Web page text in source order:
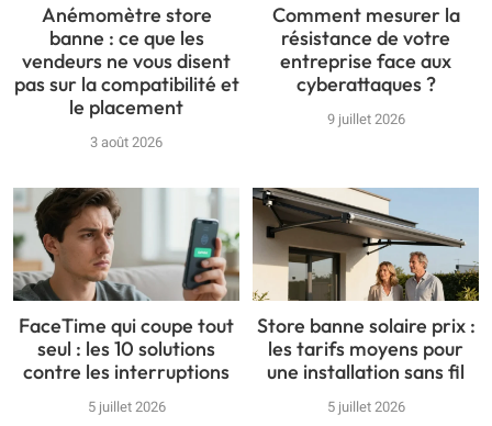
Anémomètre store
banne : ce que les
vendeurs ne vous disent
pas sur la compatibilité et
le placement
3 août 2026
Comment mesurer la
résistance de votre
entreprise face aux
cyberattaques ?
9 juillet 2026
FaceTime qui coupe tout
seul : les 10 solutions
contre les interruptions
5 juillet 2026
Store banne solaire prix :
les tarifs moyens pour
une installation sans fil
5 juillet 2026